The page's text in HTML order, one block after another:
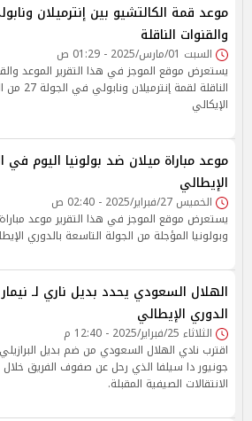
موعد قمة الكالتشيو بين إنترميلان
والقنوات الناقلة
السبت 01/مارس/2025 - 01:29 ص
يستعرض موقع الموجز في هذا التقرير الموعد
الناقلة لقمة
الإيكالي
موعد مباراة ميلان ضد بولونيا اليوم في
الإيطالي
الخميس 27/فبراير/2025 - 02:40 ص
يستعرض موقع الموجز في هذا التقرير موعد
وبولونيا المؤجلة من الجولة التاسعة بالدوري
الهلال السعودي يحدد بديل ناري لـ
الدوري الإيطالي
الثلاثاء 25/فبراير/2025 - 12:40 م
اقترب نادي الهلال السعودي من ضم بديل البرازيلي
جونيور دا سيلفا الذي رحل عن صفوف الفريق خلال
الانتقالات الصيفية المقبلة.